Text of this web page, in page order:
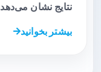
نتایج نشان
بیشتر بخوانید